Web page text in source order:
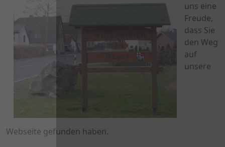
uns eine
Freude,
dass Sie
den Weg
auf
unsere
Webseite gefunden haben.